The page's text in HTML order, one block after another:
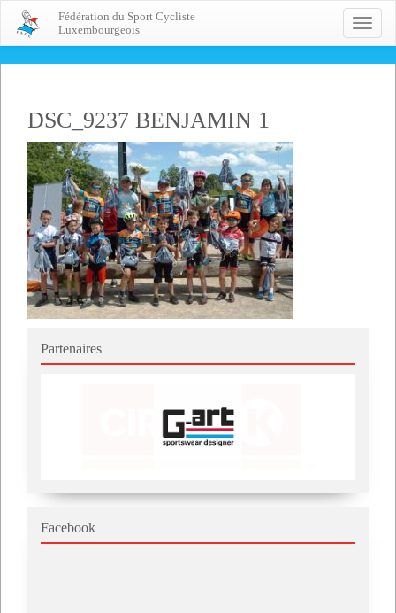
Toggle
Fédération du Sport Cycliste
Luxembourgeois
DSC_9237 BENJAMIN 1
Partenaires
Facebook